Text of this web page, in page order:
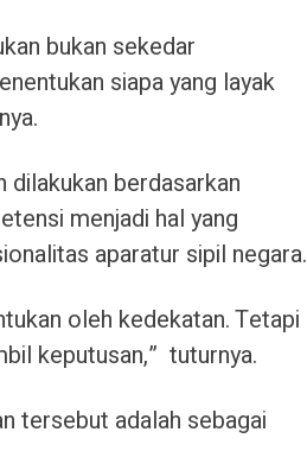
bukan sekedar
siapa yang layak
dilakukan berdasarkan
menjadi hal yang
aparatur sipil negara.
oleh kedekatan. Tetapi
keputusan,” tuturnya.
tersebut adalah sebagai